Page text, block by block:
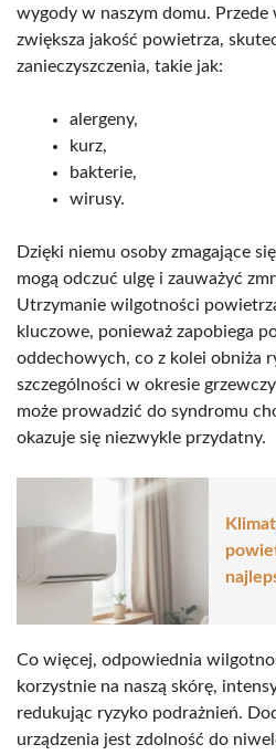
wygody w naszym domu. Przede
zwiększa jakość powietrza,
zanieczyszczenia, takie jak:
alergeny,
kurz,
bakterie,
wirusy.
Dzięki niemu osoby zmagające
mogą odczuć ulgę i zauważyć
Utrzymanie wilgotności
kluczowe, ponieważ zapobiega
oddechowych, co z kolei obniża
szczególności w okresie
może prowadzić do syndromu
okazuje się niezwykle przydatny.
Co więcej, odpowiednia
korzystnie na naszą skórę,
redukując ryzyko podrażnień.
urządzenia jest zdolność do